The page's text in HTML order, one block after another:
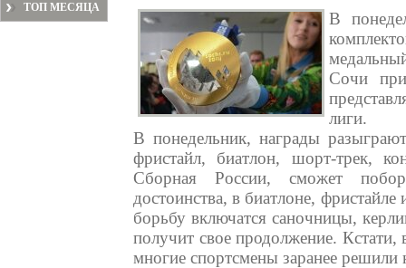
ТОП МЕСЯЦА
В
Сочи
лиги.
В понедельник, награды
фристайл, биатлон, шорт-трек,
Сборная России, сможет
достоинства, в биатлоне,
борьбу включатся саночницы,
получит свое продолжение.
многие спортсмены заранее решили